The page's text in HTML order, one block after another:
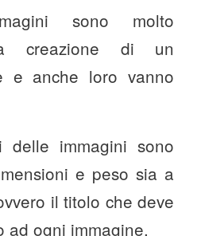
sono molto
creazione di un
e anche loro vanno
delle immagini sono
e peso sia a
il titolo che deve
ad ogni immagine.